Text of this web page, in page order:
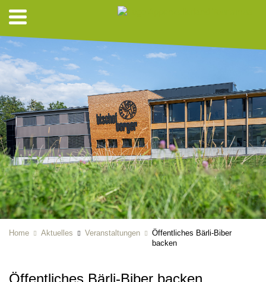
Home Aktuelles Veranstaltungen
Öffentliches Bärli-Biber
backen
Öffentliches Bärli-Biber backen